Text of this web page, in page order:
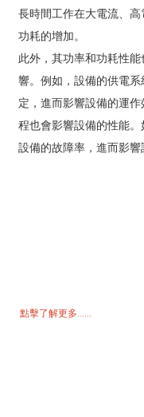
長時間工作在大電流、
功耗的增加。
此外，其功率和功耗性
響。例如，設備的供電
定，進而影響設備的運
程也會影響設備的性能
設備的故障率，進而影響
點擊了解更多......